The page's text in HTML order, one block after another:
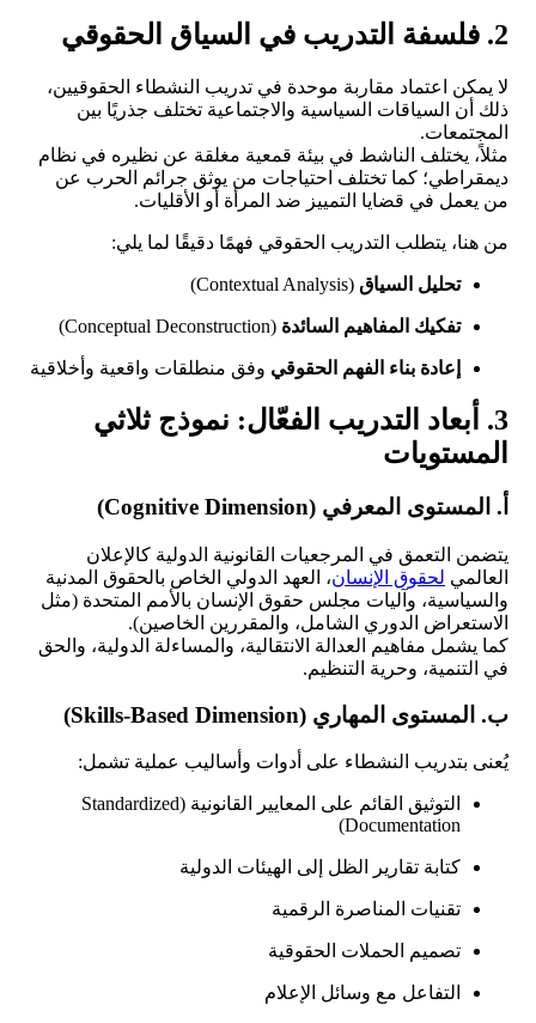
2. فلسفة التدريب في السياق الحقوقي
لا يمكن اعتماد مقاربة موحدة في تدريب النشطاء الحقوقيين،
ذلك أن السياقات السياسية والاجتماعية تختلف جذريًا بين
المجتمعات.
مثلاً، يختلف الناشط في بيئة قمعية مغلقة عن نظيره في نظام
ديمقراطي؛ كما تختلف احتياجات من يوثق جرائم الحرب عن
من يعمل في قضايا التمييز ضد المرأة أو الأقليات.
من هنا، يتطلب التدريب الحقوقي فهمًا دقيقًا لما يلي:
تحليل السياق (Contextual Analysis)
تفكيك المفاهيم السائدة (Conceptual Deconstruction)
إعادة بناء الفهم الحقوقي وفق منطلقات واقعية وأخلاقية
3. أبعاد التدريب الفعّال: نموذج ثلاثي
المستويات
أ. المستوى المعرفي (Cognitive Dimension)
يتضمن التعمق في المرجعيات القانونية الدولية كالإعلان
العالمي لحقوق الإنسان، العهد الدولي الخاص بالحقوق المدنية
والسياسية، وآليات مجلس حقوق الإنسان بالأمم المتحدة (مثل
الاستعراض الدوري الشامل، والمقررين الخاصين).
كما يشمل مفاهيم العدالة الانتقالية، والمساءلة الدولية، والحق
في التنمية، وحرية التنظيم.
ب. المستوى المهاري (Skills-Based Dimension)
يُعنى بتدريب النشطاء على أدوات وأساليب عملية تشمل:
التوثيق القائم على المعايير القانونية (Standardized
Documentation)
كتابة تقارير الظل إلى الهيئات الدولية
تقنيات المناصرة الرقمية
تصميم الحملات الحقوقية
التفاعل مع وسائل الإعلام